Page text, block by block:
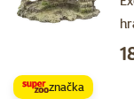
značka